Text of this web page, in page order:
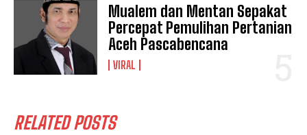
Mualem dan Mentan Sepakat
Percepat Pemulihan Pertanian
Aceh Pascabencana
VIRAL
RELATED POSTS